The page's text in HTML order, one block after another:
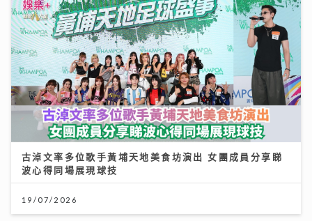
古淖文率多位歌手黃埔天地美食坊演出 女團成員分享睇
波心得同場展現球技
19/07/2026